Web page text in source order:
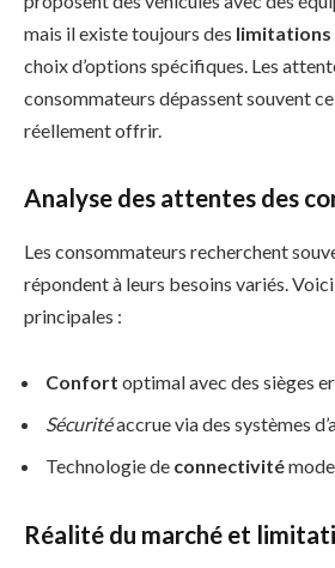
mais il existe toujours des limitations
choix d’options spécifiques. Les
consommateurs dépassent souvent
réellement offrir.
Analyse des attentes des
Les consommateurs recherchent
répondent à leurs besoins variés.
principales :
Confort optimal avec des sièges
Sécuritéaccrue via des systèmes
Technologie de connectivité
Réalité du marché et